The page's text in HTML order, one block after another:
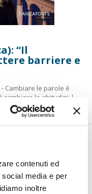
contenuti ed
media e per
inoltre
“Il
barriere e
- Cambiare le parole è
le abitudini, l...